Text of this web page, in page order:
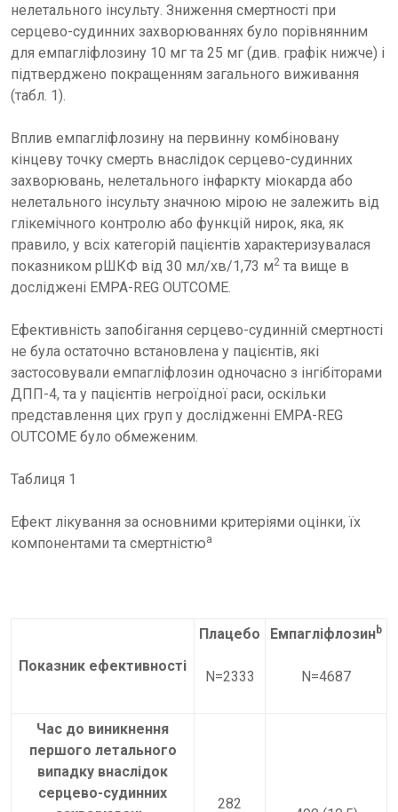
нелетального інсульту. Зниження смертності при
серцево-судинних захворюваннях було порівнянним
для емпагліфлозину 10 мг та 25 мг (див. графік нижче) і
підтверджено покращенням загального виживання
(табл. 1).
Вплив емпагліфлозину на первинну комбіновану
кінцеву точку смерть внаслідок серцево-судинних
захворювань, нелетального інфаркту міокарда або
нелетального інсульту значною мірою не залежить від
глікемічного контролю або функцій нирок, яка, як
правило, у всіх категорій пацієнтів характеризувалася
показником рШКФ від 30 мл/хв/1,73 м2 та вище в
досліджені EMPA-REG OUTCOME.
Ефективність запобігання серцево-судинній смертності
не була остаточно встановлена у пацієнтів, які
застосовували емпагліфлозин одночасно з інгібіторами
ДПП-4, та у пацієнтів негроїдної раси, оскільки
представлення цих груп у дослідженні EMPA-REG
OUTCOME було обмеженим.
Таблиця 1
Ефект лікування за основними критеріями оцінки, їх
компонентами та смертністюа
Показник ефективності
Плацебо
N=2333
Емпагліфлозинb
N=4687
Час до виникнення
першого летального
випадку внаслідок
серцево-судинних
282